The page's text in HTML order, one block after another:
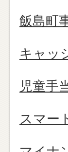
飯島町
キャッ
児童手
スマー